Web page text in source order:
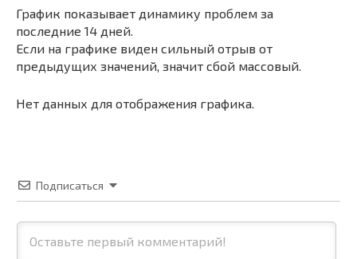
График показывает динамику проблем за
последние 14 дней.
Если на графике виден сильный отрыв от
предыдущих значений, значит сбой массовый.
Нет данных для отображения графика.
Подписаться